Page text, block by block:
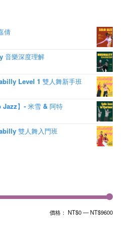
倩
音樂深度理解
Level 1 雙人舞新手班
Jazz】- 米雪 & 阿特
雙人舞入門班
價格： NT$0—NT$9600